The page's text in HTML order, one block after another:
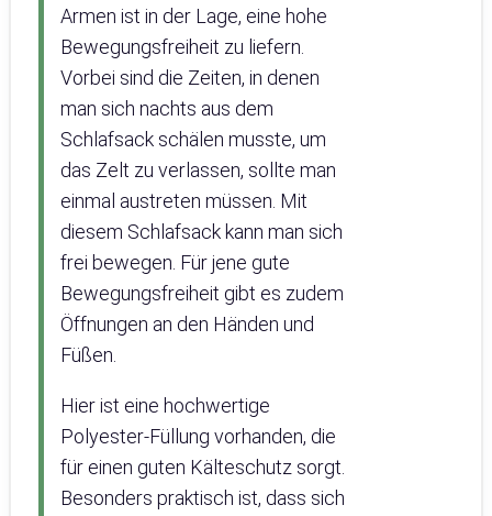
Armen ist in der Lage, eine hohe
Bewegungsfreiheit zu liefern.
Vorbei sind die Zeiten, in denen
man sich nachts aus dem
Schlafsack schälen musste, um
das Zelt zu verlassen, sollte man
einmal austreten müssen. Mit
diesem Schlafsack kann man sich
frei bewegen. Für jene gute
Bewegungsfreiheit gibt es zudem
Öffnungen an den Händen und
Füßen.
Hier ist eine hochwertige
Polyester-Füllung vorhanden, die
für einen guten Kälteschutz sorgt.
Besonders praktisch ist, dass sich